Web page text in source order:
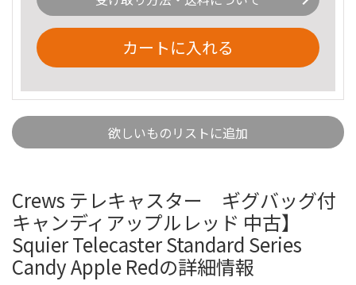
カートに入れる
欲しいものリストに追加
Crews テレキャスター ギグバッグ付
キャンディアップルレッド 中古】
Squier Telecaster Standard Series
Candy Apple Redの詳細情報